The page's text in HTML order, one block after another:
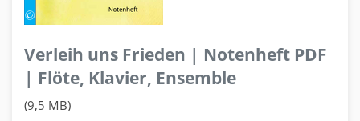
Verleih uns Frieden | Notenheft PDF
| Flöte, Klavier, Ensemble
(9,5 MB)